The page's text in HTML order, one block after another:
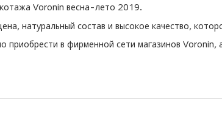
Voronin весна-лето 2019.
натуральный состав и высокое качество,
в фирменной сети магазинов Voronin,